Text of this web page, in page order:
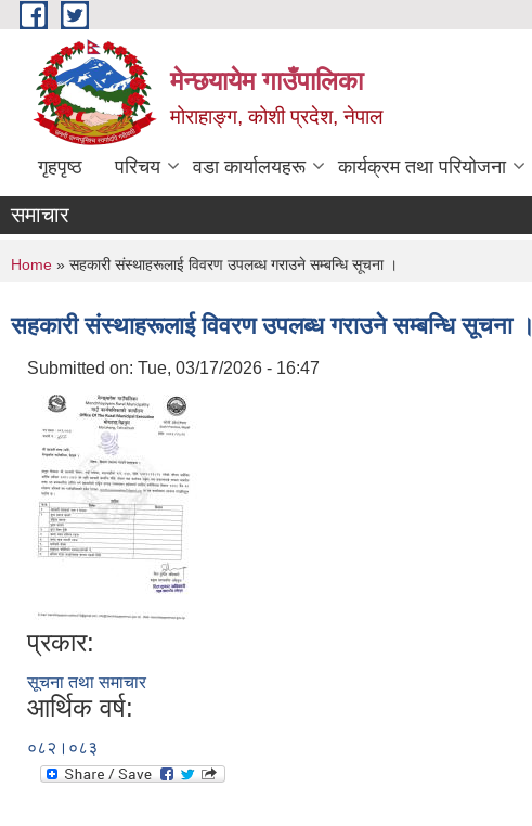
Skip to main content
मेन्छयायेम गाउँपालिका
मोराहाङ्ग, कोशी प्रदेश, नेपाल
गृहपृष्ठ परिचय वडा कार्यालयहरू कार्यक्रम तथा परियोजना
समाचार
You are here
Home » सहकारी संस्थाहरूलाई विवरण उपलब्ध गराउने सम्बन्धि सूचना ।
सहकारी संस्थाहरूलाई विवरण उपलब्ध गराउने सम्बन्धि सूचना ।
Submitted on: Tue, 03/17/2026 - 16:47
प्रकार:
सूचना तथा समाचार
आर्थिक वर्ष:
०८२।०८३